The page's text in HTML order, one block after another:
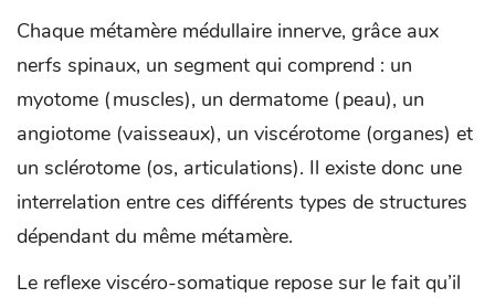
Chaque métamère médullaire innerve, grâce aux
nerfs spinaux, un segment qui comprend : un
myotome (muscles), un dermatome (peau), un
angiotome (vaisseaux), un viscérotome (organes) et
un sclérotome (os, articulations). Il existe donc une
interrelation entre ces différents types de structures
dépendant du même métamère.
Le reflexe viscéro-somatique repose sur le fait qu’il